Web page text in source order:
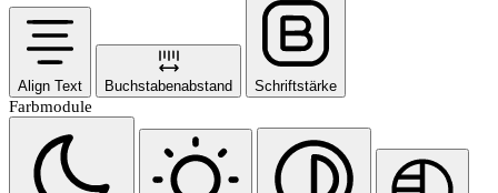
Align Text Buchstabenabstand Schriftstärke
Farbmodule